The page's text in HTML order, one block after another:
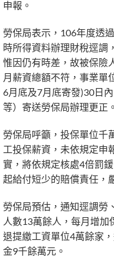
申報。
勞保局表示，106年度透
時所得資料辦理財稅逕調
惟因仍有時差，故被保險
月薪資總額不符，事業單
6月底及7月底寄發)30日
等）寄送勞保局辦理更正。
勞保局呼籲，投保單位千
工投保薪資，未依規定申
實，將依規定核處4倍罰
起給付短少的賠償責任，
勞保局預估，通知逕調勞
人數13萬餘人，每月增
退提繳工資單位4萬餘家
金9千餘萬元。